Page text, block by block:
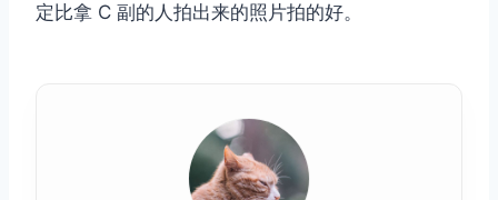
定比拿 C 副的人拍出来的照片拍的好。